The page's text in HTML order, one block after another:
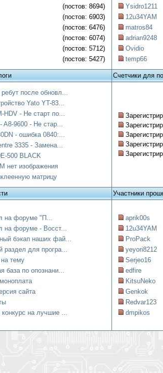
(постов: 8694)
(постов: 6903)
(постов: 6476)
(постов: 6074)
(постов: 5712)
(постов: 5427)
Ysidro1211
12u34YAM
matros84
adrian9248
Ovidio
temp66
Счетчики для
после обновл...
Yato YT-83...
HDV - Не старт по...
A8-9600 - Не стар...
- ошибка 0840:...
3335 - Замена...
500 BLACK
нет изображения
матрицу
Участники
на форуме "П...
на форуме - Восст...
бэкап наших фай...
раздел для програ...
тему
база по опознани...
сайта
на лучшие ...
aprik00s
12u34YAM
ProPack
yeyori8212
Serjeo16
edfire
KitsuNeko
Genkok
Redvar123
dmpikos